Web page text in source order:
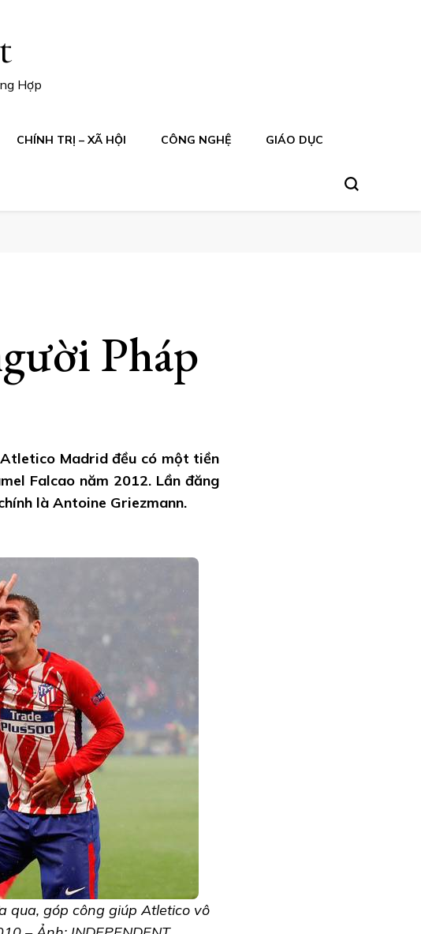
Hợp
CHÍNH TRỊ – XÃ HỘI CÔNG NGHỆ
GIÁO DỤC
Pháp
Madrid đều có một tiền
Falcao năm 2012. Lần đăng
là Antoine Griezmann.
qua, góp công giúp Atletico vô